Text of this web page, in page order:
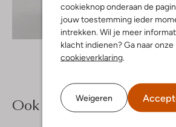
cookieknop onderaan de
jouw toestemming ieder
intrekken. Wil je meer
klacht indienen? Ga naar onze
cookieverklaring.
Weigeren
Ontdek de look
Ook iets voor jou?